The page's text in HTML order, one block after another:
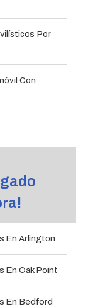
Por
Con
En Arlington
En Oak Point
En Bedford